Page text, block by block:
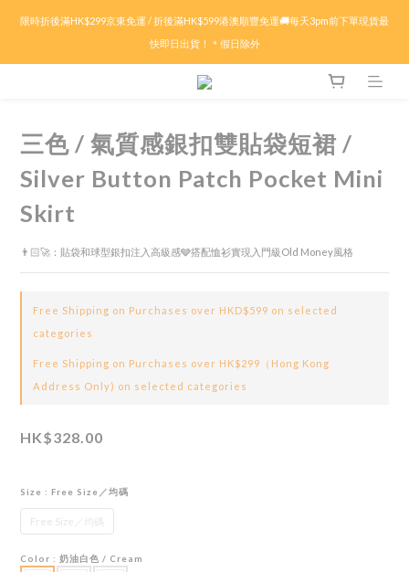
限時折後滿HK$299京東免運 / 折後滿HK$599港澳順豐免運🚚每天3pm前下單現貨最
快即日出貨！＊假日除外
限時折後滿HK$299京東免運 / 折後滿HK$599港澳順豐免運🚚每天3pm前下單現貨最
快即日出貨！＊假日除外
🏖️盛夏購物祭ᨒ ོ 多重現金賞.ᐟ.ᐟ🦀滿$𝟱𝟬𝟬減$𝟱𝟬🦀滿$𝟭𝟬𝟬𝟬減$𝟭𝟱𝟬🦀滿$𝟭𝟱𝟬𝟬
✨付款前輸入優惠代碼 : 【SUMMER26】即可自動享有折扣優惠✨🤍
限時折後滿HK$299京東免運 / 折後滿HK$599港澳順豐免運🚚每天3pm前下單現貨最
三色 / 氣質感銀扣雙貼袋短裙 /
Silver Button Patch Pocket Mini
Skirt
👨🏻‍🚀：貼袋和球型銀扣注入高級感🩶搭配恤衫實現入門級Old Money風格
Free Shipping on Purchases over HKD$599 on selected
categories
Free Shipping on Purchases over HK$299（Hong Kong
Address Only) on selected categories
HK$328.00
Size : Free Size／均碼
Free Size／均碼
Color : 奶油白色 / Cream